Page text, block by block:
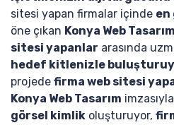
sitesi yapan firmalar içinde en
öne çıkan Konya Web Tasarım
sitesi yapanlar arasında
hedef kitlenizle
projede firma web sitesi
Konya Web Tasarım imzasıyla
görsel kimlik oluşturuyor,